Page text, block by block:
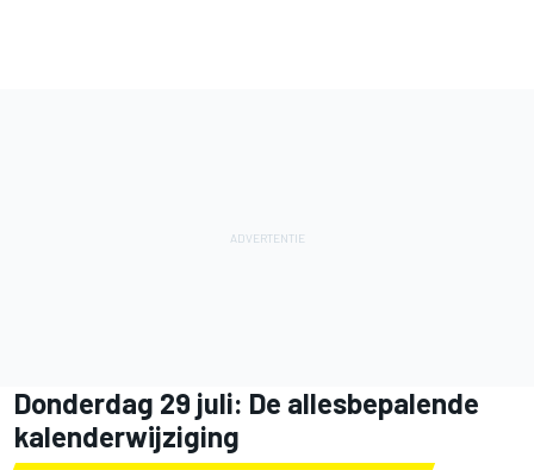
Donderdag 29 juli: De allesbepalende
kalenderwijziging